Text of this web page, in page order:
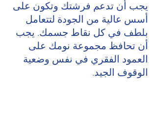
يجب أن تدعم فرشتك وتكون على
أسس عالية من الجودة لتتعامل
بلطف في كل نقاط جسمك. يجب
أن تحافظ مجموعة نومك على
العمود الفقري في نفس وضعية
الوقوف الجيد.